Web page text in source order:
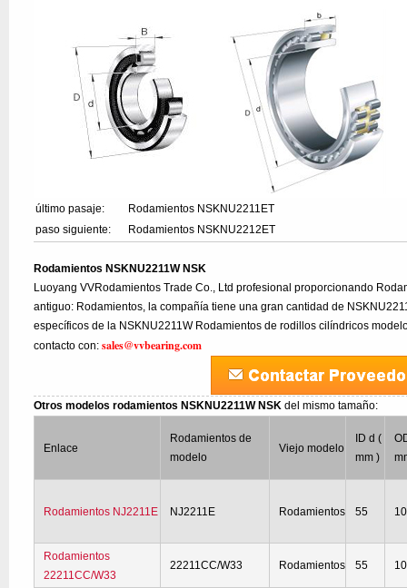
último pasaje:
Rodamientos NSKNU2211ET
paso siguiente:
Rodamientos NSKNU2212ET
Rodamientos NSKNU2211W NSK
Luoyang VVRodamientos Trade Co., Ltd profesional proporcionando
antiguo: Rodamientos, la compañía tiene una gran cantidad de
específicos de la NSKNU2211W Rodamientos de rodillos cilíndricos
contacto con:sales@vvbearing.com
Otros modelos rodamientos NSKNU2211W NSKdel mismo tamaño:
Enlace
Rodamientos de
modelo
Viejo modelo
ID d (
mm )
Rodamientos NJ2211E NJ2211E Rodamientos 55
Rodamientos
22211CC/W33
22211CC/W33 Rodamientos 55